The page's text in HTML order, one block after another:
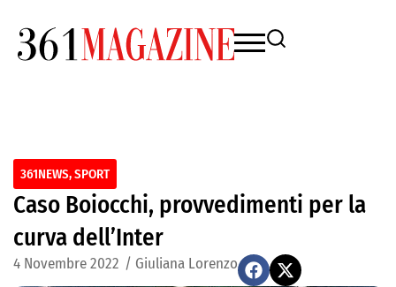
361NEWS,SPORT
Caso Boiocchi, provvedimenti per la
curva dell’Inter
4 Novembre 2022 / Giuliana Lorenzo